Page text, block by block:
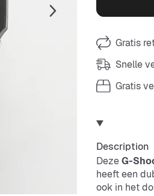
Gratis
Snelle
Gratis
Description
DezeG-
heeft een
ook in het